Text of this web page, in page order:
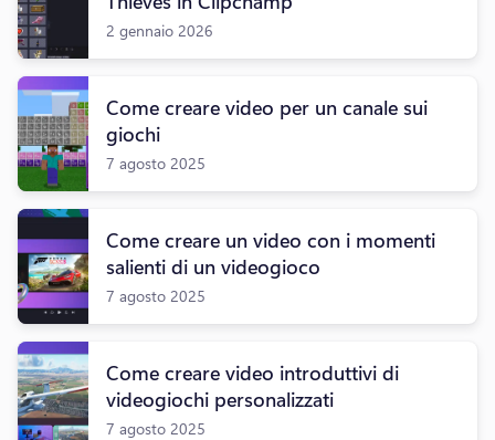
Provalo gratuitamente
2 gennaio 2026
Come creare video per un canale sui
giochi
7 agosto 2025
Come creare un video con i momenti
salienti di un videogioco
7 agosto 2025
Come creare video introduttivi di
videogiochi personalizzati
7 agosto 2025